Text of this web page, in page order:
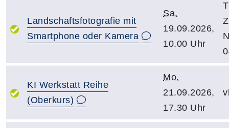
Landschaftsfotografie mit
Smartphone oder Kamera
Sa.
19.09.2026,
10.00 Uhr
KI Werkstatt Reihe
(Oberkurs)
Mo.
21.09.2026,
17.30 Uhr